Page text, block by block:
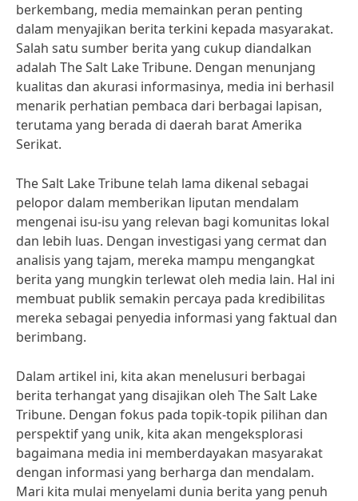
berkembang, media memainkan peran penting
dalam menyajikan berita terkini kepada masyarakat.
Salah satu sumber berita yang cukup diandalkan
adalah The Salt Lake Tribune. Dengan menunjang
kualitas dan akurasi informasinya, media ini berhasil
menarik perhatian pembaca dari berbagai lapisan,
terutama yang berada di daerah barat Amerika
Serikat.
The Salt Lake Tribune telah lama dikenal sebagai
pelopor dalam memberikan liputan mendalam
mengenai isu-isu yang relevan bagi komunitas lokal
dan lebih luas. Dengan investigasi yang cermat dan
analisis yang tajam, mereka mampu mengangkat
berita yang mungkin terlewat oleh media lain. Hal ini
membuat publik semakin percaya pada kredibilitas
mereka sebagai penyedia informasi yang faktual dan
berimbang.
Dalam artikel ini, kita akan menelusuri berbagai
berita terhangat yang disajikan oleh The Salt Lake
Tribune. Dengan fokus pada topik-topik pilihan dan
perspektif yang unik, kita akan mengeksplorasi
bagaimana media ini memberdayakan masyarakat
dengan informasi yang berharga dan mendalam.
Mari kita mulai menyelami dunia berita yang penuh